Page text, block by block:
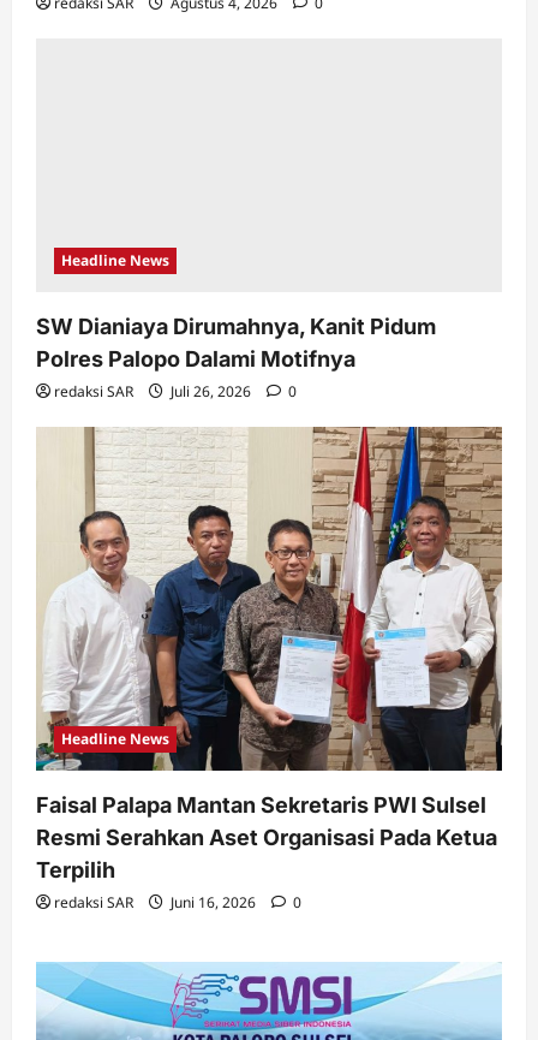
Headline News
SW Dianiaya Dirumahnya, Kanit Pidum
Polres Palopo Dalami Motifnya
redaksi SAR Juli 26, 2026 0
Headline News
Faisal Palapa Mantan Sekretaris PWI Sulsel
Resmi Serahkan Aset Organisasi Pada Ketua
Terpilih
redaksi SAR Juni 16, 2026 0